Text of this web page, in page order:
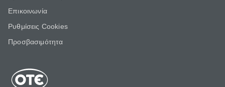
Επικοινωνία
Ρυθμίσεις Cookies
Προσβασιμότητα